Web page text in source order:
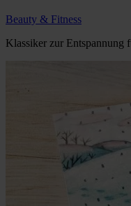
Beauty & Fitness
Klassiker zur Entspannung